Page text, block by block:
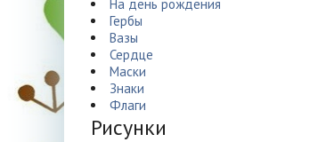
На день рождения
Гербы
Вазы
Сердце
Маски
Знаки
Флаги
Рисунки